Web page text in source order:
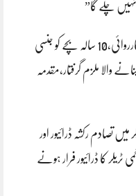
چلے گا”
جہلم پولیس کی کارروائی،10 سالہ بچے کو جنسی
والا ملزم گرفتار،مقدمہ
میں تصادم رکشہ ڈرائیور اور
کا ڈرائیور فرار ہونے